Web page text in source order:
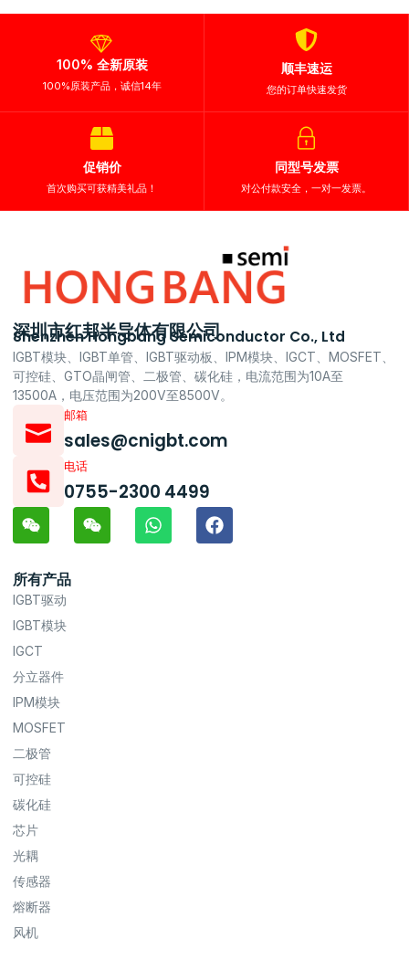
100% 全新原装
100%原装产品，诚信14年
顺丰速运
您的订单快速发货
促销价
首次购买可获精美礼品！
同型号发票
对公付款安全，一对一发票。
深圳市红邦半导体有限公司
Shenzhen Hongbang Semiconductor Co., Ltd
IGBT模块、IGBT单管、IGBT驱动板、IPM模块、IGCT、MOSFET、
可控硅、GTO晶闸管、二极管、碳化硅，电流范围为10A至
13500A，电压范围为200V至8500V。
邮箱
sales@cnigbt.com
电话
0755-2300 4499
所有产品
IGBT驱动
IGBT模块
IGCT
分立器件
IPM模块
MOSFET
二极管
可控硅
碳化硅
芯片
光耦
传感器
熔断器
风机